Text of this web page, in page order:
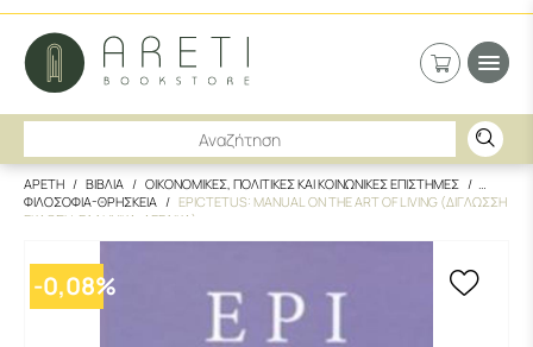
ΑΡΕΤΗ ΒΙΒΛΙΑ
ΟΙΚΟΝΟΜΙΚΕΣ, ΠΟΛΙΤΙΚΕΣ ΚΑΙ ΚΟΙΝΩΝΙΚΕΣ ΕΠΙΣΤΗΜΕΣ
ΦΙΛΟΣΟΦΙΑ-ΘΡΗΣΚΕΙΑ
EPICTETUS: MANUAL ON THE ART OF LIVING (ΔΙΓΛΩΣΣΗ
ΕΚΔΟΣΗ, ΕΛΛΗΝΙΚΑ-ΑΓΓΛΙΚΑ)
-0,08%